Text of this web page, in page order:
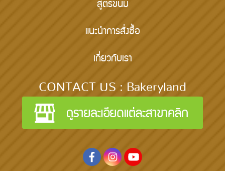
สูตรขนม
แนะนำการสั่งซื้อ
เกี่ยวกับเรา
CONTACT US : Bakeryland